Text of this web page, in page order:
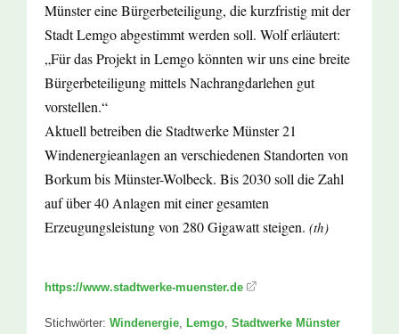
Münster eine Bürgerbeteiligung, die kurzfristig mit der
Stadt Lemgo abgestimmt werden soll. Wolf erläutert:
„Für das Projekt in Lemgo könnten wir uns eine breite
Bürgerbeteiligung mittels Nachrangdarlehen gut
vorstellen.“
Aktuell betreiben die Stadtwerke Münster 21
Windenergieanlagen an verschiedenen Standorten von
Borkum bis Münster-Wolbeck. Bis 2030 soll die Zahl
auf über 40 Anlagen mit einer gesamten
Erzeugungsleistung von 280 Gigawatt steigen. (th)
https://www.stadtwerke-muenster.de
Stichwörter: Windenergie, Lemgo, Stadtwerke Münster